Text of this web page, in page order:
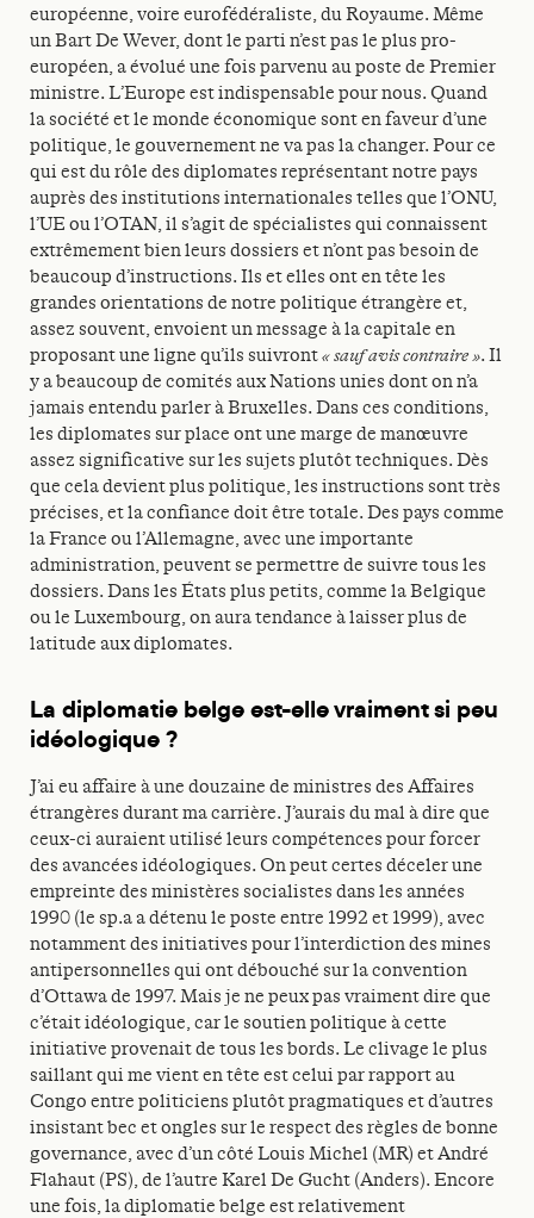
européenne, voire eurofédéraliste, du Royaume. Même
un Bart De Wever, dont le parti n’est pas le plus pro-
européen, a évolué une fois parvenu au poste de Premier
ministre. L’Europe est indispensable pour nous. Quand
la société et le monde économique sont en faveur d’une
politique, le gouvernement ne va pas la changer. Pour ce
qui est du rôle des diplomates représentant notre pays
auprès des institutions internationales telles que l’ONU,
l’UE ou l’OTAN, il s’agit de spécialistes qui connaissent
extrêmement bien leurs dossiers et n’ont pas besoin de
beaucoup d’instructions. Ils et elles ont en tête les
grandes orientations de notre politique étrangère et,
assez souvent, envoient un message à la capitale en
proposant une ligne qu’ils suivront« sauf avis contraire ». Il
y a beaucoup de comités aux Nations unies dont on n’a
jamais entendu parler à Bruxelles. Dans ces conditions,
les diplomates sur place ont une marge de manœuvre
assez significative sur les sujets plutôt techniques. Dès
que cela devient plus politique, les instructions sont très
précises, et la confiance doit être totale. Des pays comme
la France ou l’Allemagne, avec une importante
administration, peuvent se permettre de suivre tous les
dossiers. Dans les États plus petits, comme la Belgique
ou le Luxembourg, on aura tendance à laisser plus de
latitude aux diplomates.
La diplomatie belge est-elle vraiment si peu
idéologique ?
J’ai eu affaire à une douzaine de ministres des Affaires
étrangères durant ma carrière. J’aurais du mal à dire que
ceux-ci auraient utilisé leurs compétences pour forcer
des avancées idéologiques. On peut certes déceler une
empreinte des ministères socialistes dans les années
1990 (le sp.a a détenu le poste entre 1992 et 1999), avec
notamment des initiatives pour l’interdiction des mines
antipersonnelles qui ont débouché sur la convention
d’Ottawa de 1997. Mais je ne peux pas vraiment dire que
c’était idéologique, car le soutien politique à cette
initiative provenait de tous les bords. Le clivage le plus
saillant qui me vient en tête est celui par rapport au
Congo entre politiciens plutôt pragmatiques et d’autres
insistant bec et ongles sur le respect des règles de bonne
governance, avec d’un côté Louis Michel (MR) et André
Flahaut (PS), de l’autre Karel De Gucht (Anders). Encore
une fois, la diplomatie belge est relativement